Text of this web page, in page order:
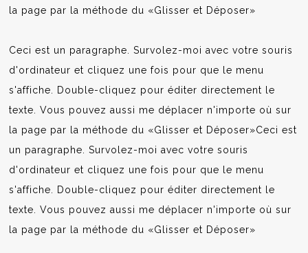
la page par la méthode du «Glisser et Déposer»
Ceci est un paragraphe. Survolez-moi avec votre souris
d'ordinateur et cliquez une fois pour que le menu
s'affiche. Double-cliquez pour éditer directement le
texte. Vous pouvez aussi me déplacer n'importe où sur
la page par la méthode du «Glisser et Déposer»Ceci est
un paragraphe. Survolez-moi avec votre souris
d'ordinateur et cliquez une fois pour que le menu
s'affiche. Double-cliquez pour éditer directement le
texte. Vous pouvez aussi me déplacer n'importe où sur
la page par la méthode du «Glisser et Déposer»